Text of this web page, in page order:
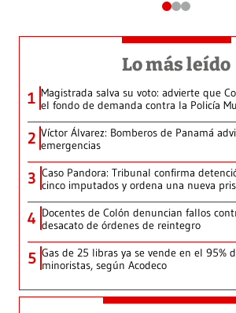
Lo más leído
1 Magistrada salva su voto: advierte que
el fondo de demanda contra la Policía
2 Víctor Álvarez: Bomberos de Panamá
emergencias
3 Caso Pandora: Tribunal confirma
cinco imputados y ordena una nueva
4 Docentes de Colón denuncian fallos
desacato de órdenes de reintegro
5 Gas de 25 libras ya se vende en el 95%
minoristas, según Acodeco